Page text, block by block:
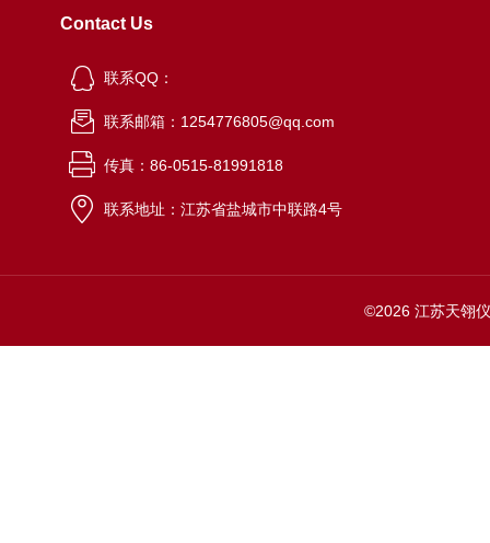
Contact Us
联系QQ：
联系邮箱：1254776805@qq.com
传真：86-0515-81991818
联系地址：江苏省盐城市中联路4号
©2026 江苏天翎